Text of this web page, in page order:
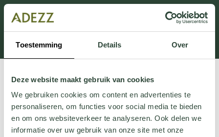
Toestemming Details Over
Deze website maakt gebruik van cookies
We gebruiken cookies om content en advertenties te
personaliseren, om functies voor social media te bieden
en om ons websiteverkeer te analyseren. Ook delen we
informatie over uw gebruik van onze site met onze
Dit onderdeel is momenteel in onderhoud.
Als je informatie mist kun je ons bellen +31 413 274
168 of mailen
Customersupport@adezz.com.